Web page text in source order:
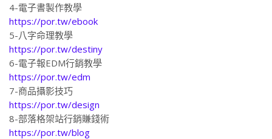
4-電子書製作教學
https://por.tw/ebook
5-八字命理教學
https://por.tw/destiny
6-電子報EDM行銷教學
https://por.tw/edm
7-商品攝影技巧
https://por.tw/design
8-部落格架站行銷賺錢術
https://por.tw/blog